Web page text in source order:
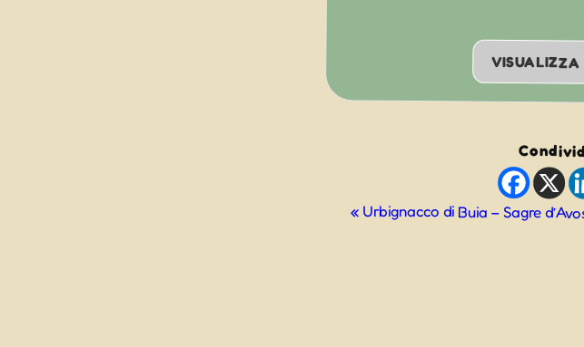
VISUALIZZA
Evento
« Urbignacco di Buia – Sagre